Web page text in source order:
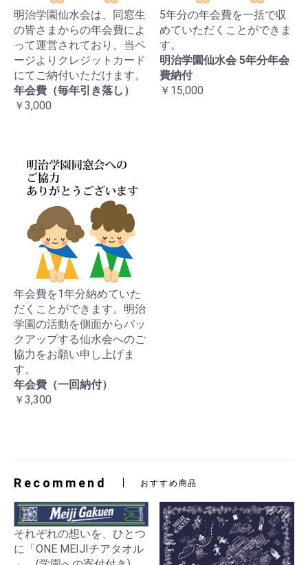
明治学園仙水会は、同窓生
の皆さまからの年会費によ
って運営されており、当ペ
ージよりクレジットカード
にてご納付いただけます。
年会費（毎年引き落し）
￥3,000
5年分の年会費を一括で収
めていただくことができま
す。
明治学園仙水会 5年分年会
費納付
￥15,000
年会費を1年分納めていた
だくことができます。明治
学園の活動を側面からバッ
クアップする仙水会へのご
協力をお願い申し上げま
す。
年会費（一回納付）
￥3,300
Recommend おすすめ商品
それぞれの想いを、ひとつ
に「ONE MEIJIチアタオル